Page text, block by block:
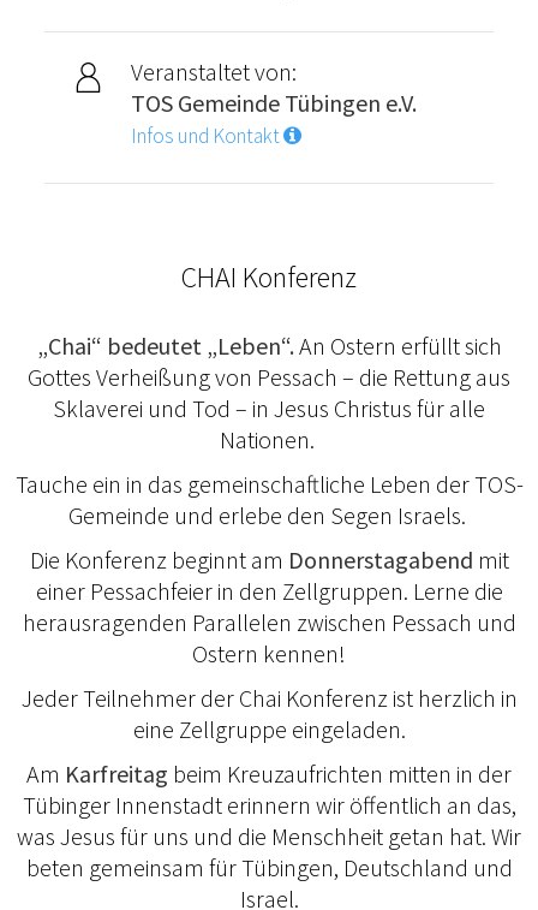
Veranstaltet von:
TOS Gemeinde Tübingen e.V.
Infos und Kontakt
CHAI Konferenz
„Chai“ bedeutet „Leben“.An Ostern erfüllt sich
Gottes Verheißung von Pessach – die Rettung aus
Sklaverei und Tod – in Jesus Christus für alle
Nationen.
Tauche ein in das gemeinschaftliche Leben der TOS-
Gemeinde und erlebe den Segen Israels.
Die Konferenz beginnt am Donnerstagabend mit
einer Pessachfeier in den Zellgruppen. Lerne die
herausragenden Parallelen zwischen Pessach und
Ostern kennen!
Jeder Teilnehmer der Chai Konferenz ist herzlich in
eine Zellgruppe eingeladen.
Am Karfreitag beim Kreuzaufrichten mitten in der
Tübinger Innenstadt erinnern wir öffentlich an das,
was Jesus für uns und die Menschheit getan hat. Wir
beten gemeinsam für Tübingen, Deutschland und
Israel.